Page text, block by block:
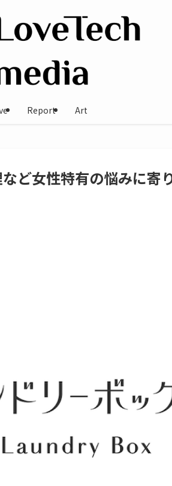
Report Art
ど女性特有の悩みに寄